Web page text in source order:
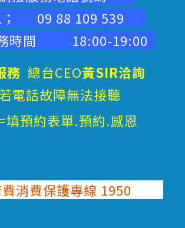
； 09 88 109 539
時間 18:00-19:00
務 總台CEO黃SIR洽詢
若電話故障無法接聽
填預約表單.預約.感恩
費消費保護專線 1950